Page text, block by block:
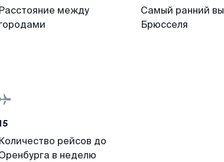
Расстояние между
Самый ранний
Брюсселя
Количество рейсов до
в неделю